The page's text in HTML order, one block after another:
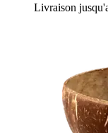
Livraison